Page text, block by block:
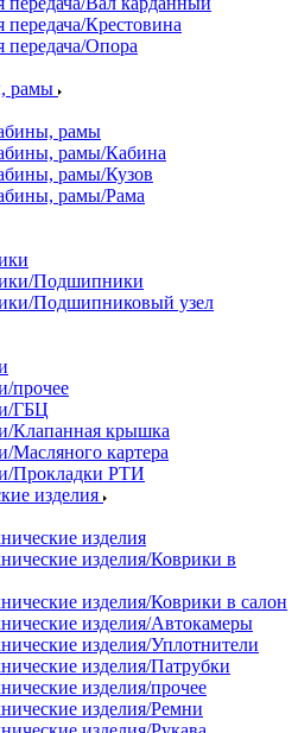
передача/Крестовина
передача/Опора
рамы
рамы
рамы/Кабина
рамы/Кузов
рамы/Рама
Подшипники
Подшипниковый узел
прочее
ГБЦ
Клапанная крышка
Масляного картера
Прокладки РТИ
изделия
изделия
изделия/Коврики в
изделия/Коврики в салон
изделия/Автокамеры
изделия/Уплотнители
изделия/Патрубки
изделия/прочее
изделия/Ремни